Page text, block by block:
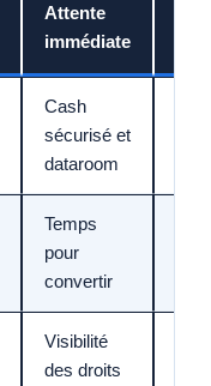
Attente
immédiate
Cash
sécurisé et
dataroom
Temps
pour
convertir
Visibilité
des droits